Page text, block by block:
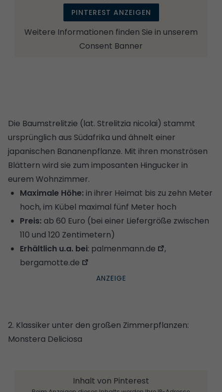
PINTEREST ANZEIGEN
Weitere Informationen finden Sie in unserem
Consent Banner
Die Baumstrelitzie (lat. Strelitzia nicolai) stammt
ursprünglich aus Südafrika und ähnelt einer
japanischen Bananenpflanze. Mit ihren monströsen
Blättern wird sie zum imposanten Hingucker in
eurem Wohnzimmer.
Maximale Höhe: in ihrer Heimat bis zu zehn Meter
hoch, im Kübel maximal fünf Meter hoch
Preis: ab 60 Euro (bei einer Liefergröße zwischen
110 und 120 Zentimetern)
Erhältlich u.a. bei: palmenmann.de
,
bergamotte.de
2. Klassiker unter den großen Zimmerpflanzen:
Monstera Deliciosa
Inhalt von Pinterest